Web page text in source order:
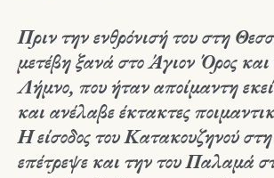
Πριν την ενθρόνισή του στη
μετέβη ξανά στο Άγιον Όρος
Λήμνο, που ήταν αποίμαντη
και ανέλαβε έκτακτες
Η είσοδος του Κατακουζηνού
επέτρεψε και την του Παλαμά